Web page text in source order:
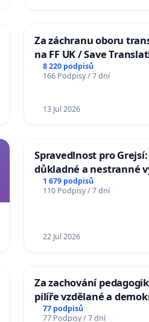
Za záchranu oboru
na FF UK / Save
Studies at the Faculty of
Charles University
8 220 podpisů
166 Podpisy / 7 dní
13 Jul 2026
Spravedlnost pro
důkladné a nestranné
1 679 podpisů
110 Podpisy / 7 dní
22 Jul 2026
Za zachování
pilíře vzdělané a
společnosti
77 podpisů
77 Podpisy / 7 dní